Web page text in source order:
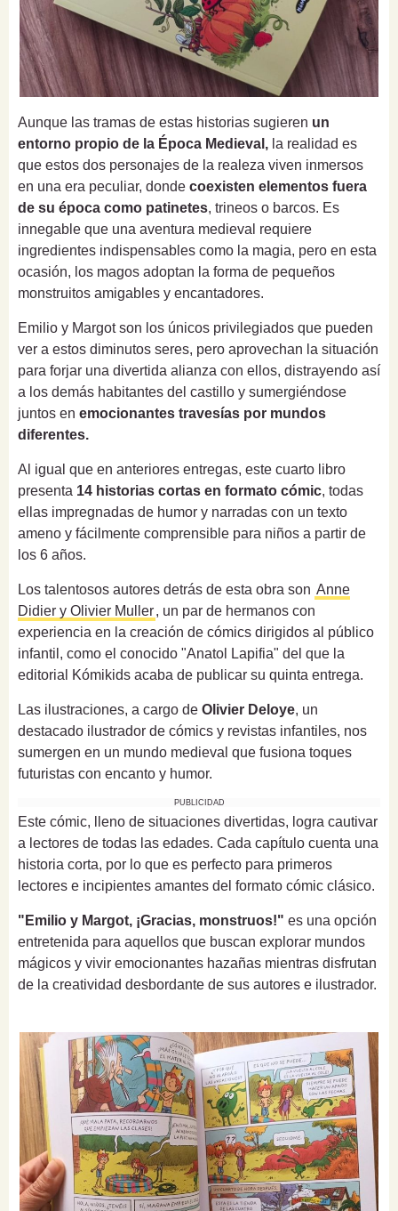
Aunque las tramas de estas historias sugieren un
entorno propio de la Época Medieval, la realidad es
que estos dos personajes de la realeza viven inmersos
en una era peculiar, donde coexisten elementos fuera
de su época como patinetes, trineos o barcos. Es
innegable que una aventura medieval requiere
ingredientes indispensables como la magia, pero en esta
ocasión, los magos adoptan la forma de pequeños
monstruitos amigables y encantadores.
Emilio y Margot son los únicos privilegiados que pueden
ver a estos diminutos seres, pero aprovechan la situación
para forjar una divertida alianza con ellos, distrayendo así
a los demás habitantes del castillo y sumergiéndose
juntos en emocionantes travesías por mundos
diferentes.
Al igual que en anteriores entregas, este cuarto libro
presenta 14 historias cortas en formato cómic, todas
ellas impregnadas de humor y narradas con un texto
ameno y fácilmente comprensible para niños a partir de
los 6 años.
Los talentosos autores detrás de esta obra son Anne
Didier y Olivier Muller, un par de hermanos con
experiencia en la creación de cómics dirigidos al público
infantil, como el conocido "Anatol Lapifia" del que la
editorial Kómikids acaba de publicar su quinta entrega.
Las ilustraciones, a cargo de Olivier Deloye, un
destacado ilustrador de cómics y revistas infantiles, nos
sumergen en un mundo medieval que fusiona toques
futuristas con encanto y humor.
PUBLICIDAD
Este cómic, lleno de situaciones divertidas, logra cautivar
a lectores de todas las edades. Cada capítulo cuenta una
historia corta, por lo que es perfecto para primeros
lectores e incipientes amantes del formato cómic clásico.
"Emilio y Margot, ¡Gracias, monstruos!" es una opción
entretenida para aquellos que buscan explorar mundos
mágicos y vivir emocionantes hazañas mientras disfrutan
de la creatividad desbordante de sus autores e ilustrador.